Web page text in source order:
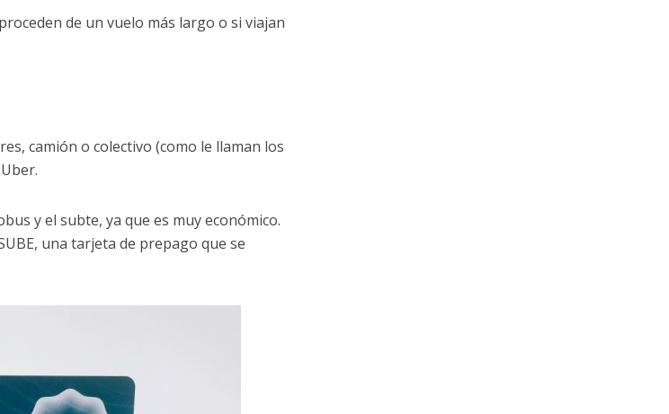
de un vuelo más largo o si viajan
camión o colectivo (como le llaman los
y el subte, ya que es muy económico.
una tarjeta de prepago que se